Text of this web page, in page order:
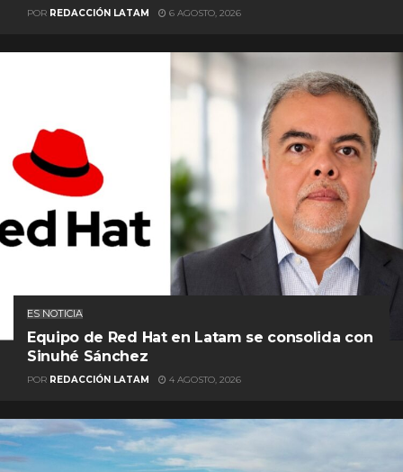
POR REDACCIÓN LATAM 6 AGOSTO, 2026
ES NOTICIA
Equipo de Red Hat en Latam se consolida con
Sinuhé Sánchez
POR REDACCIÓN LATAM 4 AGOSTO, 2026